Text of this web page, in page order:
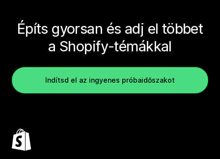
Építs gyorsan és adj el többet
a Shopify-témákkal
Indítsd el az ingyenes próbaidőszakot